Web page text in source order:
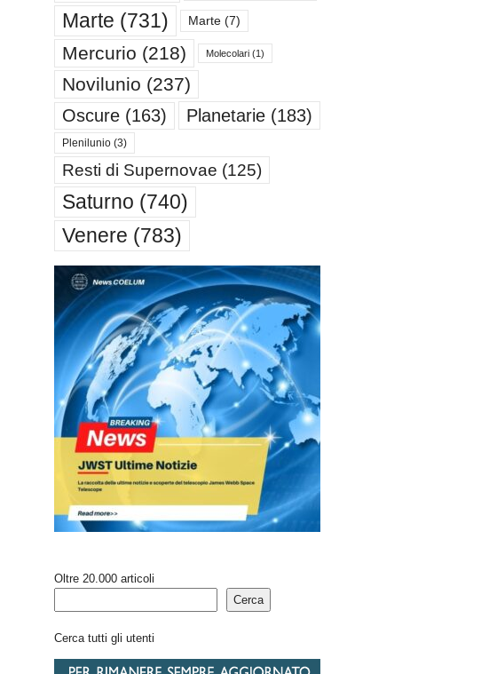
Marte (731) Marte(7)
Mercurio (218) Molecolari(1)
Novilunio (237)
Oscure(163) Planetarie(183)
Plenilunio(3)
Resti di Supernovae (125)
Saturno (740)
Venere (783)
Oltre 20.000 articoli
Cerca
Cerca tutti gli utenti